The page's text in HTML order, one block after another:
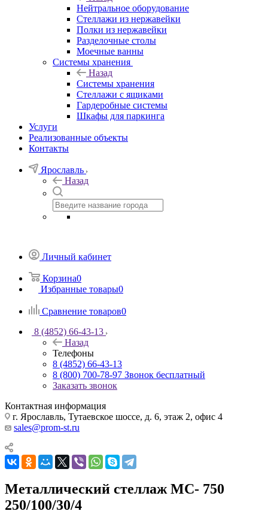
Нейтральное оборудование
Стеллажи из нержавейки
Полки из нержавейки
Разделочные столы
Моечные ванны
Системы хранения
Назад
Системы хранения
Стеллажи с ящиками
Гардеробные системы
Шкафы для паркинга
Услуги
Реализованные объекты
Контакты
Ярославль
Назад
Личный кабинет
Корзина0
Избранные товары0
Сравнение товаров0
8 (4852) 66-43-13
Назад
Телефоны
8 (4852) 66-43-13
8 (800) 700-78-97 Звонок бесплатный
Заказать звонок
Контактная информация
г. Ярославль, Тутаевское шоссе, д. 6, этаж 2, офис 4
sales@prom-st.ru
Металлический стеллаж МС- 750
250/100/30/4